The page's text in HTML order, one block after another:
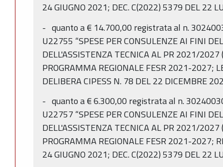
24 GIUGNO 2021; DEC. C(2022) 5379 DEL 22
- quanto a € 14.700,00 registrata al n.
U22755 “SPESE PER CONSULENZE AI FINI
DELL'ASSISTENZA TECNICA AL PR 2021/2027
PROGRAMMA REGIONALE FESR 2021-2027;
DELIBERA CIPESS N. 78 DEL 22 DICEMBRE
- quanto a € 6.300,00 registrata al n.
U22757 “SPESE PER CONSULENZE AI FINI
DELL'ASSISTENZA TECNICA AL PR 2021/2027
PROGRAMMA REGIONALE FESR 2021-2027;
24 GIUGNO 2021; DEC. C(2022) 5379 DEL 22